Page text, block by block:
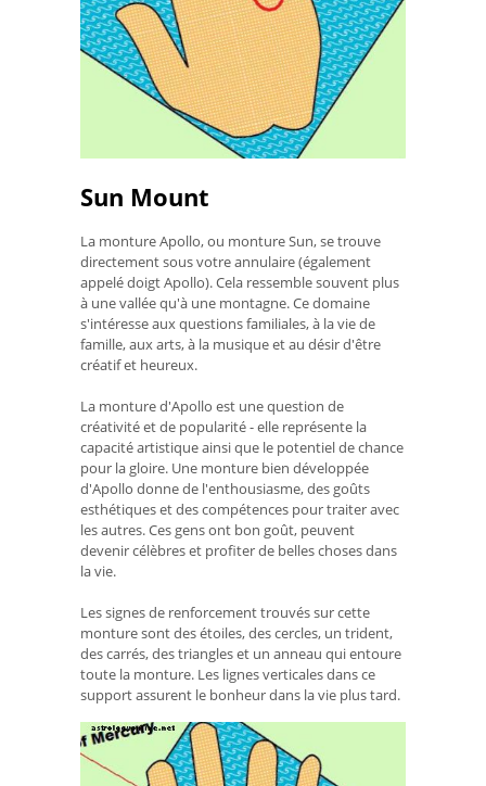
Sun Mount
La monture Apollo, ou monture Sun, se trouve
directement sous votre annulaire (également
appelé doigt Apollo). Cela ressemble souvent plus
à une vallée qu'à une montagne. Ce domaine
s'intéresse aux questions familiales, à la vie de
famille, aux arts, à la musique et au désir d'être
créatif et heureux.
La monture d'Apollo est une question de
créativité et de popularité - elle représente la
capacité artistique ainsi que le potentiel de chance
pour la gloire. Une monture bien développée
d'Apollo donne de l'enthousiasme, des goûts
esthétiques et des compétences pour traiter avec
les autres. Ces gens ont bon goût, peuvent
devenir célèbres et profiter de belles choses dans
la vie.
Les signes de renforcement trouvés sur cette
monture sont des étoiles, des cercles, un trident,
des carrés, des triangles et un anneau qui entoure
toute la monture. Les lignes verticales dans ce
support assurent le bonheur dans la vie plus tard.